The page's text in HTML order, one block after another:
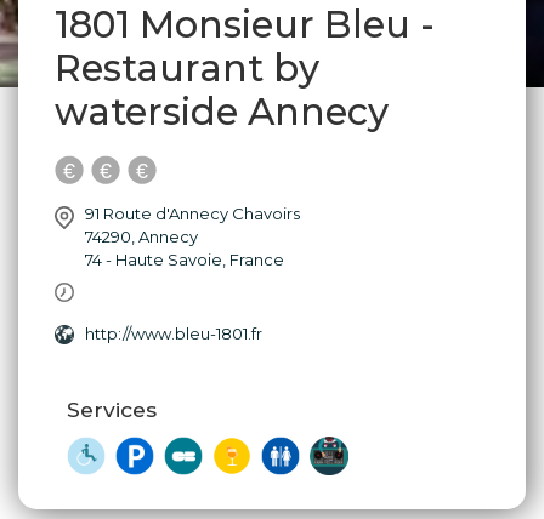
1801 Monsieur Bleu -
Restaurant by
waterside Annecy
91 Route d'Annecy Chavoirs
74290,Annecy
74 - Haute Savoie, France
http://www.bleu-1801.fr
Services